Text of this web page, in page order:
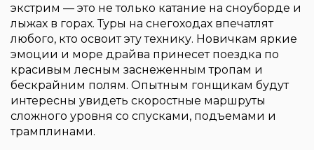
экстрим — это не только катание на сноуборде и
лыжах в горах. Туры на снегоходах впечатлят
любого, кто освоит эту технику. Новичкам яркие
эмоции и море драйва принесет поездка по
красивым лесным заснеженным тропам и
бескрайним полям. Опытным гонщикам будут
интересны увидеть скоростные маршруты
сложного уровня со спусками, подъемами и
трамплинами.